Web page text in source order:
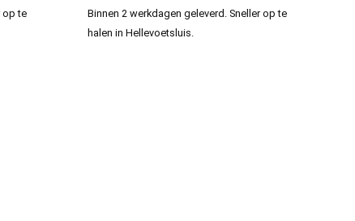
op te
Binnen 2 werkdagen geleverd. Sneller op te
halen in Hellevoetsluis.